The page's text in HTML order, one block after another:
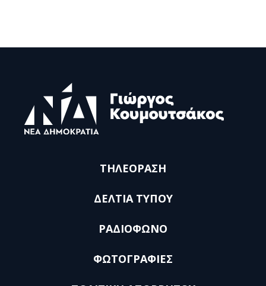
ΤΗΛΕΟΡΑΣΗ
ΔΕΛΤΙΑ ΤΥΠΟΥ
ΡΑΔΙΟΦΩΝΟ
ΦΩΤΟΓΡΑΦΙΕΣ